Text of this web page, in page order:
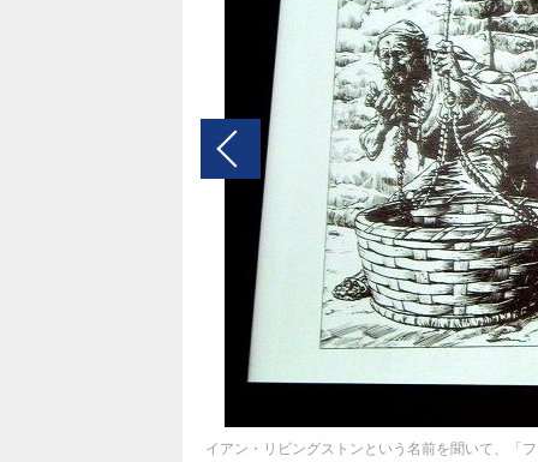
イアン・リビングストンという名前を聞いて、「